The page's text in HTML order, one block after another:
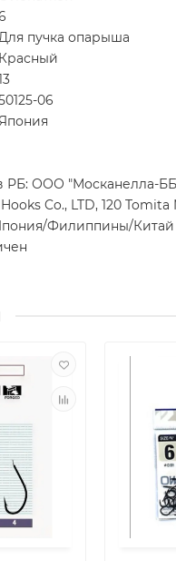
пучка опарыша
Красный
06
Япония
ООО "Москанелла-
Co., LTD, 120
Филиппины/Китай